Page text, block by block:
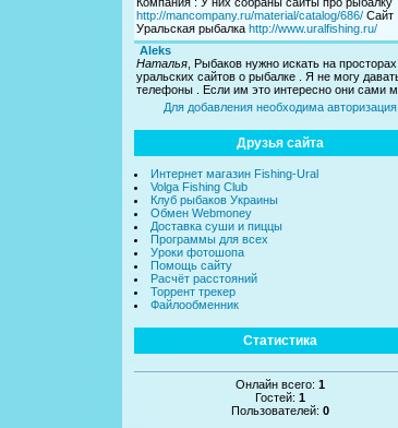
Для добавления необходима авторизация
Друзья сайта
Интернет магазин Fishing-Ural
Volga Fishing Club
Клуб рыбаков Украины
Обмен Webmoney
Доставка суши и пиццы
Программы для всех
Уроки фотошопа
Помощь сайту
Расчёт расстояний
Торрент трекер
Файлообменник
Статистика
Онлайн всего: 1
Гостей: 1
Пользователей: 0